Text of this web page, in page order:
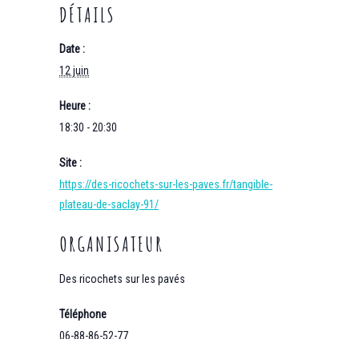
DÉTAILS
Date :
12 juin
Heure :
18:30 - 20:30
Site :
https://des-ricochets-sur-les-paves.fr/tangible-
plateau-de-saclay-91/
ORGANISATEUR
Des ricochets sur les pavés
Téléphone
06-88-86-52-77